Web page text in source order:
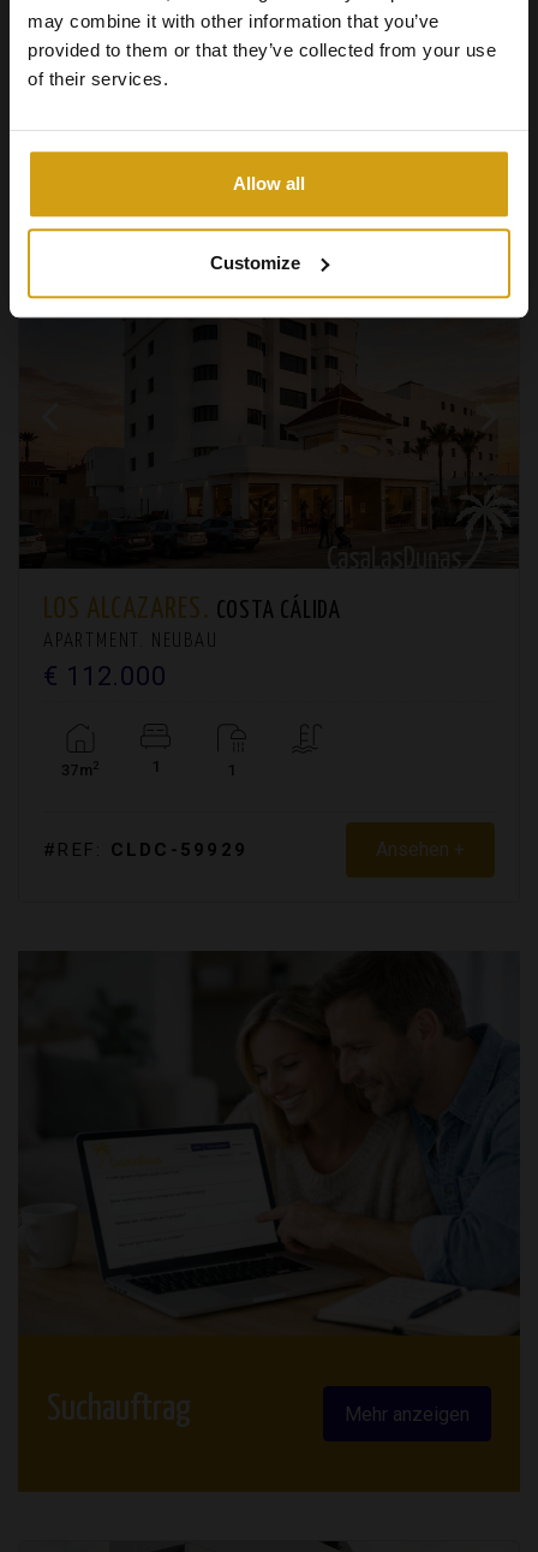
may combine it with other information that you’ve
provided to them or that they’ve collected from your use
of their services.
Allow all
Customize
61m2 2
LOS ALCAZARES. COSTA CÁLIDA
APARTMENT. NEUBAU
€ 112.000
37m2 1 1
#REF: CLDC-59929 Ansehen +
Suchauftrag Mehr anzeigen